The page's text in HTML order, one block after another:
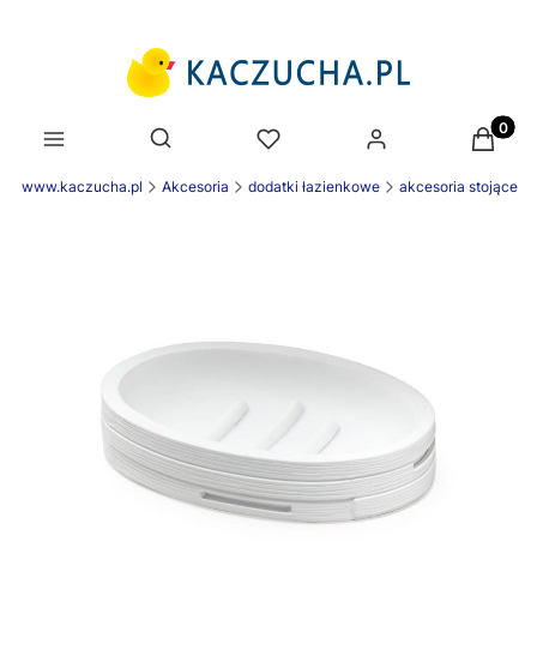
Otwórz wyszukiwarkę
www.kaczucha.pl Akcesoria dodatki łazienkowe akcesoria stojące